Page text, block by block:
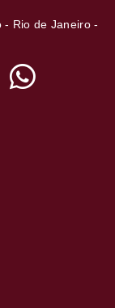
- Rio de Janeiro -